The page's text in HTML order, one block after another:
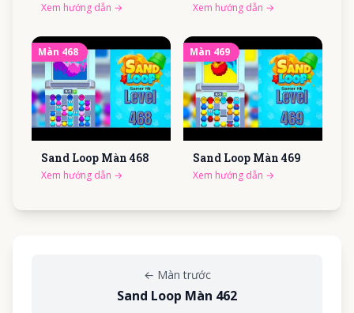
Xem hướng dẫn → Xem hướng dẫn →
Màn 468
Sand Loop Màn 468
Xem hướng dẫn →
Màn 469
Sand Loop Màn 469
Xem hướng dẫn →
← Màn trước
Sand Loop Màn 462